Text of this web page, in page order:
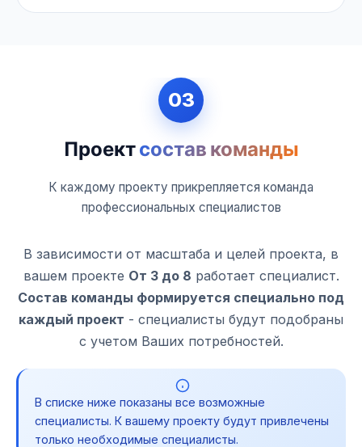
03
Проектсостав команды
К каждому проекту прикрепляется команда
профессиональных специалистов
В зависимости от масштаба и целей проекта, в
вашем проекте От 3 до 8 работает специалист.
Состав команды формируется специально под
каждый проект - специалисты будут подобраны
с учетом Ваших потребностей.
В списке ниже показаны все возможные
специалисты. К вашему проекту будут привлечены
только необходимые специалисты.